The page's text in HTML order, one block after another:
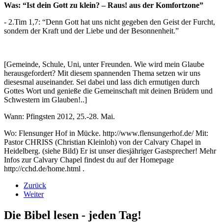
Was: “Ist dein Gott zu klein? – Raus! aus der Komfortzone”
- 2.Tim 1,7: “Denn Gott hat uns nicht gegeben den Geist der Furcht,
sondern der Kraft und der Liebe und der Besonnenheit.”
[Gemeinde, Schule, Uni, unter Freunden. Wie wird mein Glaube
herausgefordert? Mit diesem spannenden Thema setzen wir uns
diesesmal auseinander. Sei dabei und lass dich ermutigen durch
Gottes Wort und genieße die Gemeinschaft mit deinen Brüdern und
Schwestern im Glauben!..]
Wann: Pfingsten 2012, 25.-28. Mai.
Wo: Flensunger Hof in Mücke. http://www.flensungerhof.de/ Mit:
Pastor CHRISS (Christian Kleinloh) von der Calvary Chapel in
Heidelberg. (siehe Bild) Er ist unser diesjähriger Gastsprecher! Mehr
Infos zur Calvary Chapel findest du auf der Homepage
http://cchd.de/home.html .
Zurück
Weiter
Die Bibel lesen - jeden Tag!